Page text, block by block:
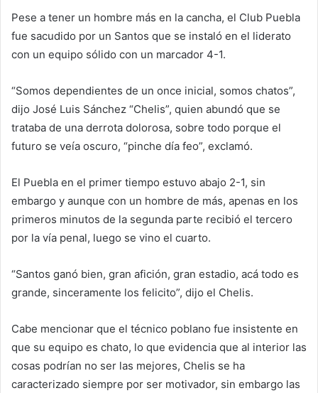
Pese a tener un hombre más en la cancha, el Club Puebla
fue sacudido por un Santos que se instaló en el liderato
con un equipo sólido con un marcador 4-1.
“Somos dependientes de un once inicial, somos chatos”,
dijo José Luis Sánchez “Chelis”, quien abundó que se
trataba de una derrota dolorosa, sobre todo porque el
futuro se veía oscuro, “pinche día feo”, exclamó.
El Puebla en el primer tiempo estuvo abajo 2-1, sin
embargo y aunque con un hombre de más, apenas en los
primeros minutos de la segunda parte recibió el tercero
por la vía penal, luego se vino el cuarto.
“Santos ganó bien, gran afición, gran estadio, acá todo es
grande, sinceramente los felicito”, dijo el Chelis.
Cabe mencionar que el técnico poblano fue insistente en
que su equipo es chato, lo que evidencia que al interior las
cosas podrían no ser las mejores, Chelis se ha
caracterizado siempre por ser motivador, sin embargo las